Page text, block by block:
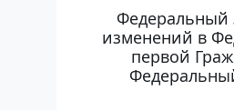
Федеральный
изменений в
первой